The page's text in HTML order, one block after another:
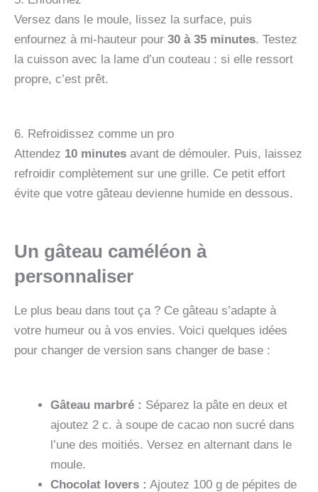
Versez dans le moule, lissez la surface, puis
enfournez à mi-hauteur pour 30 à 35 minutes. Testez
la cuisson avec la lame d’un couteau : si elle ressort
propre, c’est prêt.
6. Refroidissez comme un pro
Attendez 10 minutes avant de démouler. Puis, laissez
refroidir complètement sur une grille. Ce petit effort
évite que votre gâteau devienne humide en dessous.
Un gâteau caméléon à
personnaliser
Le plus beau dans tout ça ? Ce gâteau s’adapte à
votre humeur ou à vos envies. Voici quelques idées
pour changer de version sans changer de base :
Gâteau marbré : Séparez la pâte en deux et
ajoutez 2 c. à soupe de cacao non sucré dans
l’une des moitiés. Versez en alternant dans le
moule.
Chocolat lovers : Ajoutez 100 g de pépites de